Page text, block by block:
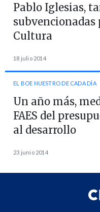
Pablo Iglesias,
Cultura
18 julio 2014
EL BOE NUESTRO DE CADA DÍA
Un año más,
FAES del
al desarrollo
23 junio 2014